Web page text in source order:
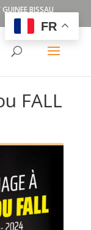
BISSAU
FALL
FR